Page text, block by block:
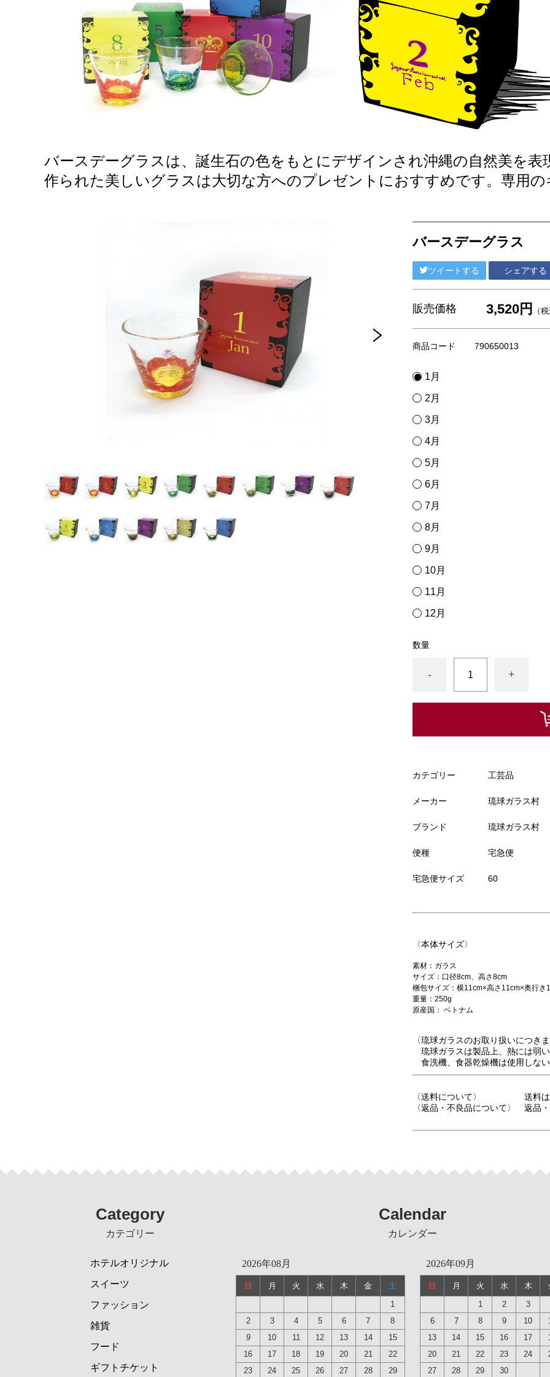
スナック・おつまみ
ココガーデンオリジナル
フレグランスバースデーグラスは、誕生石の色をもとにデザインされ沖縄の自然美を
作られた美しいグラスは大切な方へのプレゼントにおすすめです。専用
バースデーグラス
ツイートする シェアする
販売価格 3,520円 （
商品コード 790650013
1月
2月
3月
4月
5月
6月
7月
8月
9月
10月
11月
12月
数量
- +
カテゴリー 工芸品
メーカー 琉球ガラス村
ブランド 琉球ガラス村
便種 宅急便
宅急便サイズ 60
〈本体サイズ〉
素材：ガラス
サイズ：口径8cm、高さ8cm
梱包サイズ：横11cm×高さ11cm×奥行き
重量：250g
原産国： ベトナム
〈琉球ガラスのお取り扱いにつき
琉球ガラスは製品上、熱には弱
食洗機、食器乾燥機は使用しな
〈送料について〉 送料はご
〈返品・不良品について〉 返品
Category
カテゴリー
ホテルオリジナル
スイーツ
ファッション
雑貨
フード
ギフトチケット
Calendar
カレンダー
2026年08月
日 月 火 水 木 金
土
1
2
3 4 5 6 7
8
9
10 11 12 13 14
15
16
17 18 19 20 21
22
23
24 25 26 27 28 29
2026年09月
日 月 火 水 木
1
2
3
6
7 8 9 10
13
14 15 16 17
20
21 22 23 24
27
28 29 30